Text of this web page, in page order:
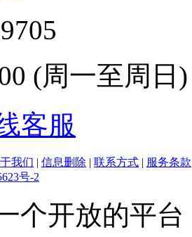
(周一至周日)
客服
我们 | 信息删除 | 联系方式 | 服务条款
号-2
个开放的平